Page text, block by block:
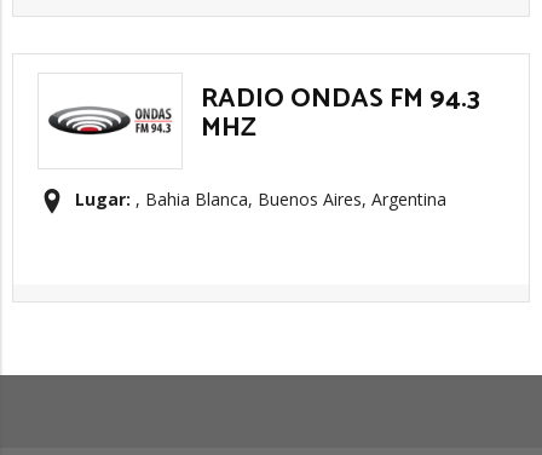
RADIO ONDAS FM 94.3
MHZ
Lugar: , Bahia Blanca, Buenos Aires, Argentina